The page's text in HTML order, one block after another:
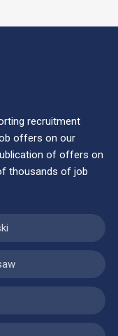
recruitment
offers on our
of offers on
thousands of job